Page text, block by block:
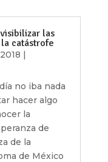
las
catástrofe
|
no iba nada
hacer algo
la
de
de la
de México